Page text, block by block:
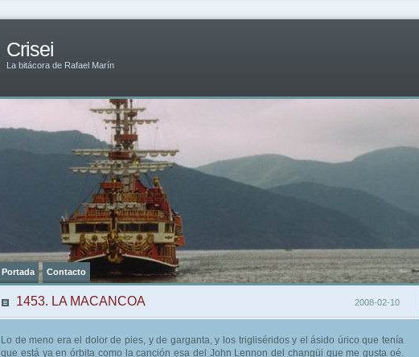
Crisei
La bitácora de Rafael Marín
Portada Contacto
2008-02-10
1453. LA MACANCOA
Lo de meno era el dolor de pies, y de garganta, y los trigliséridos y el ásido úrico que tenía
que está ya en órbita como la canción esa del John Lennon del changüi que me gusta oé.